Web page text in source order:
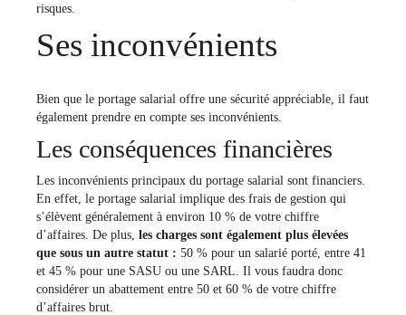
risques.
Ses inconvénients
Bien que le portage salarial offre une sécurité appréciable, il faut
également prendre en compte ses inconvénients.
Les conséquences financières
Les inconvénients principaux du portage salarial sont financiers.
En effet, le portage salarial implique des frais de gestion qui
s’élèvent généralement à environ 10 % de votre chiffre
d’affaires. De plus, les charges sont également plus élevées
que sous un autre statut : 50 % pour un salarié porté, entre 41
et 45 % pour une SASU ou une SARL. Il vous faudra donc
considérer un abattement entre 50 et 60 % de votre chiffre
d’affaires brut.